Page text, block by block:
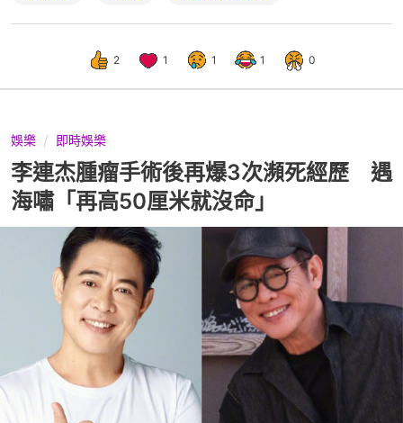
2 1 1 1 0
娛樂 即時娛樂
李連杰腫瘤手術後再爆3次瀕死經歷 遇
海嘯「再高50厘米就沒命」